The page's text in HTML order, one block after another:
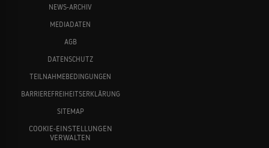
NEWS-ARCHIV
MEDIADATEN
AGB
DATENSCHUTZ
TEILNAHMEBEDINGUNGEN
BARRIEREFREIHEITSERKLÄRUNG
SITEMAP
COOKIE-EINSTELLUNGEN
VERWALTEN